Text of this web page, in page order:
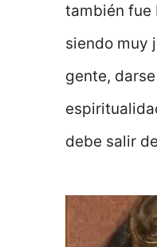
también fue
siendo muy
gente,
debe salir